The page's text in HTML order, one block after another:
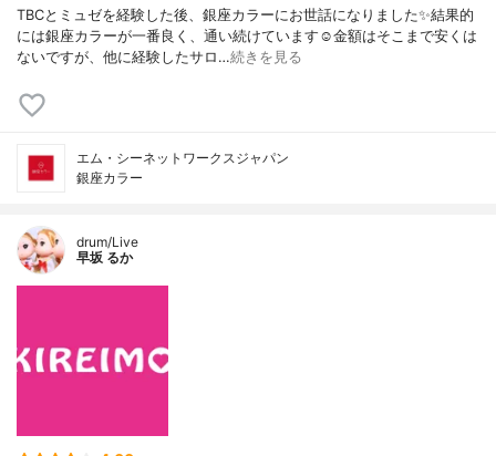
TBCとミュゼを経験した後、銀座カラーにお世話になりました✨結果的
には銀座カラーが一番良く、通い続けています☺️金額はそこまで安くは
ないですが、他に経験したサロ…続きを見る
エム・シーネットワークスジャパン
銀座カラー
drum/Live
早坂 るか